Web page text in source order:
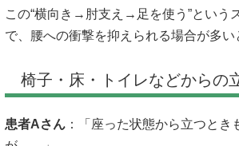
この“横向き→肘支え→足を使う”という
で、腰への衝撃を抑えられる場合が多い
椅子・床・トイレなどからの
患者Aさん ：「座った状態から立つとき